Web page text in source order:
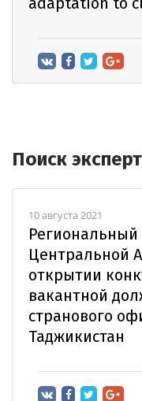
Поиск
10 августа 2021
Региональный
Центральной
открытии
вакантной
странового
Таджикистан